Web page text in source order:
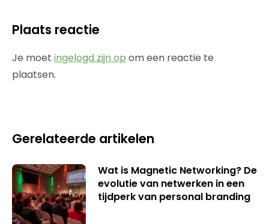
Plaats reactie
Je moet ingelogd zijn op om een reactie te
plaatsen.
Gerelateerde artikelen
Wat is Magnetic Networking? De
evolutie van netwerken in een
tijdperk van personal branding